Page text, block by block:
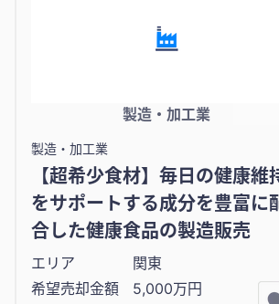
製造・加工業
製造・加工業
【超希少食材】毎日の健康維
をサポートする成分を豊富に
合した健康食品の製造販売
エリア
関東
希望売却金額
5,000万円